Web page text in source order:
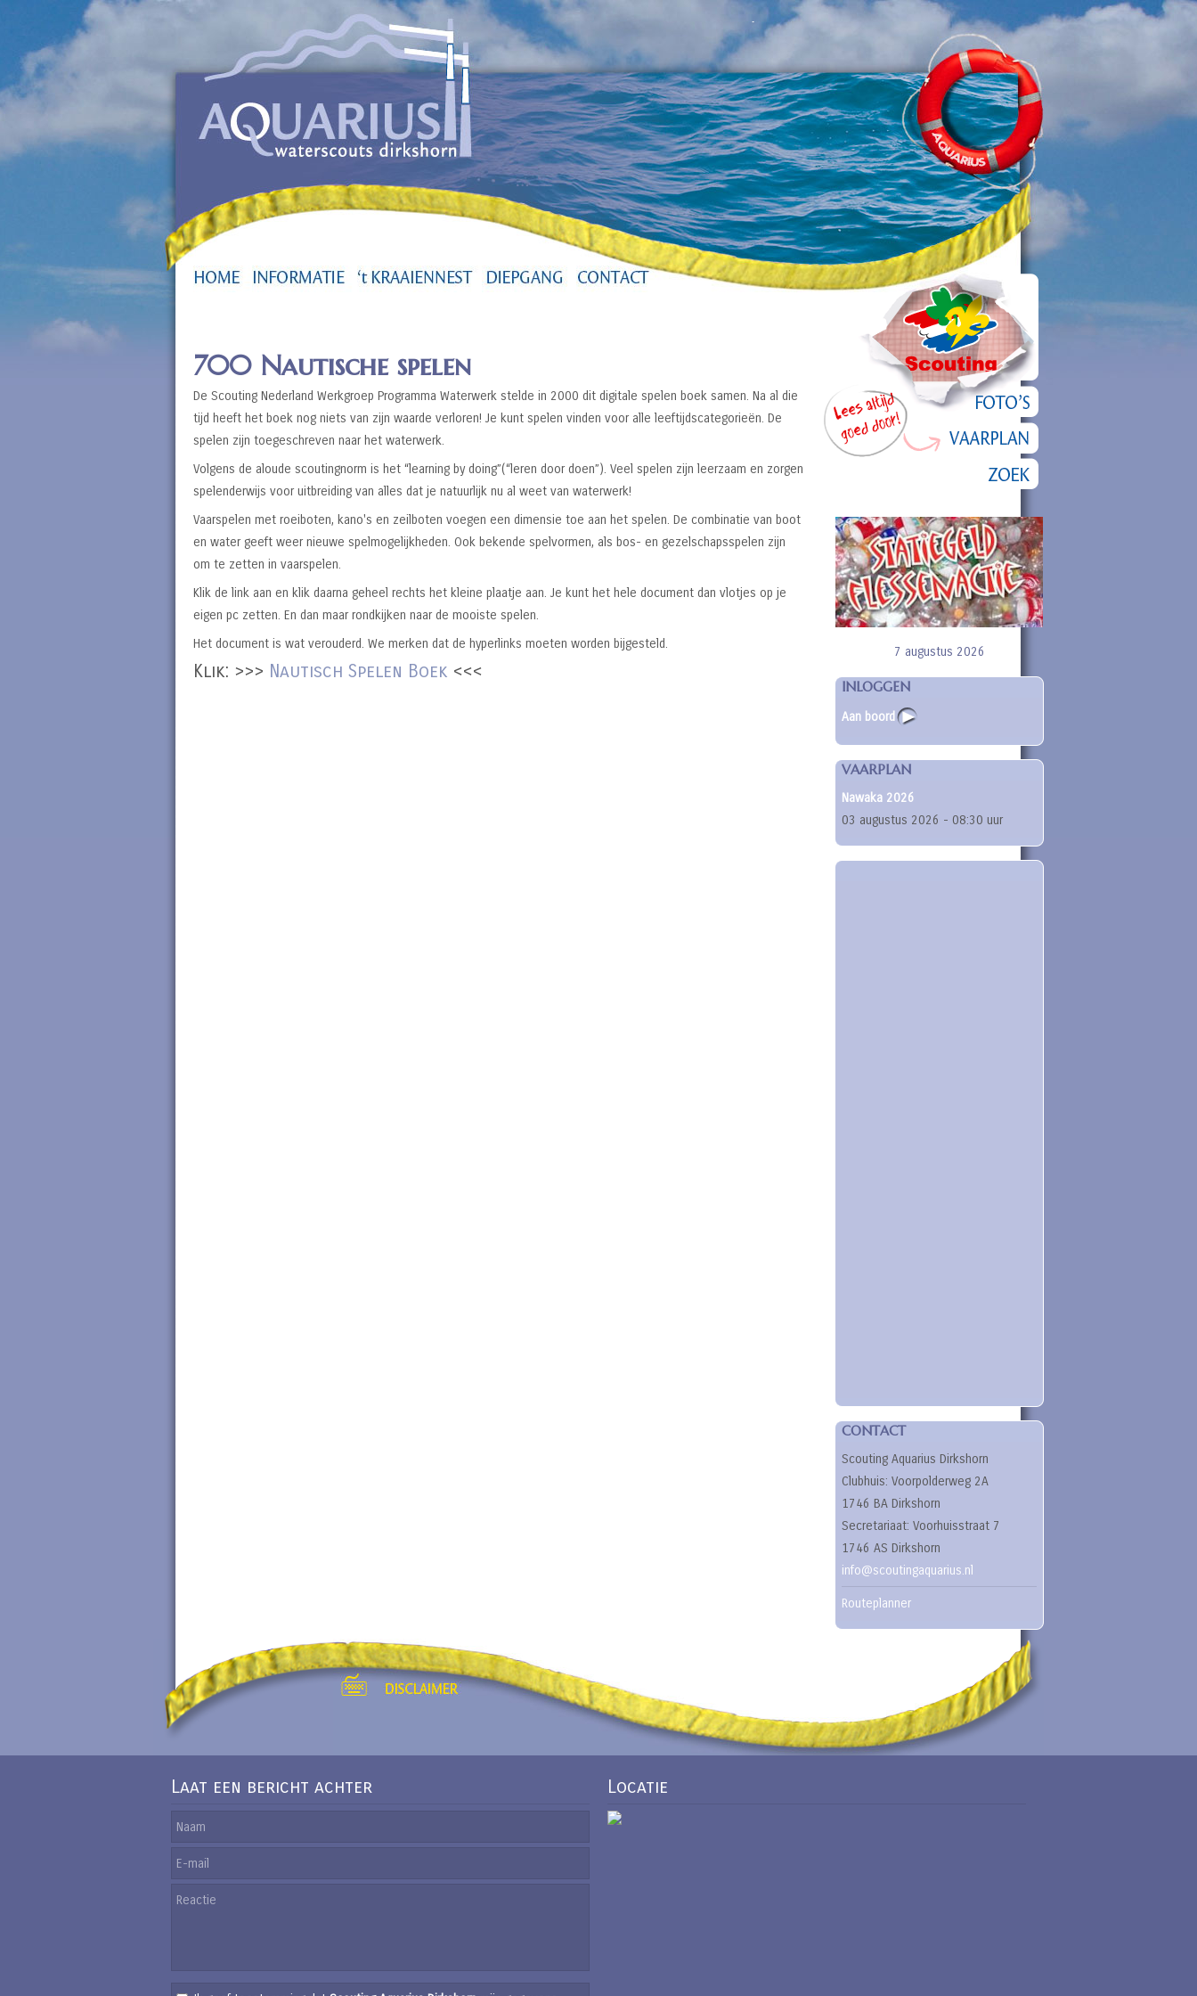
700 Nautische spelen
De Scouting Nederland Werkgroep Programma Waterwerk stelde in 2000 dit digitale spelen boek samen. Na al die
tijd heeft het boek nog niets van zijn waarde verloren! Je kunt spelen vinden voor alle leeftijdscategorieën. De
spelen zijn toegeschreven naar het waterwerk.
Volgens de aloude scoutingnorm is het “learning by doing”(“leren door doen”). Veel spelen zijn leerzaam en zorgen
spelenderwijs voor uitbreiding van alles dat je natuurlijk nu al weet van waterwerk!
Vaarspelen met roeiboten, kano's en zeilboten voegen een dimensie toe aan het spelen. De combinatie van boot
en water geeft weer nieuwe spelmogelijkheden. Ook bekende spelvormen, als bos- en gezelschapsspelen zijn
om te zetten in vaarspelen.
Klik de link aan en klik daarna geheel rechts het kleine plaatje aan. Je kunt het hele document dan vlotjes op je
eigen pc zetten. En dan maar rondkijken naar de mooiste spelen.
Het document is wat verouderd. We merken dat de hyperlinks moeten worden bijgesteld.
Klik: >>> Nautisch Spelen Boek <<<
7 augustus 2026
INLOGGEN
Aan boord
VAARPLAN
Nawaka 2026
03 augustus 2026 - 08:30 uur
CONTACT
Scouting Aquarius Dirkshorn
Clubhuis: Voorpolderweg 2A
1746 BA Dirkshorn
Secretariaat: Voorhuisstraat 7
1746 AS Dirkshorn
info@scoutingaquarius.nl
Routeplanner
Laat een bericht achter Locatie